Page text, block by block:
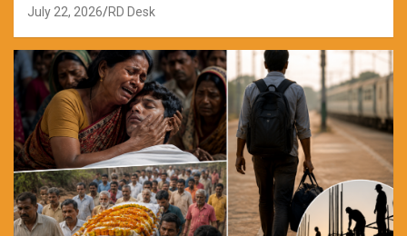
July 22, 2026 RD Desk